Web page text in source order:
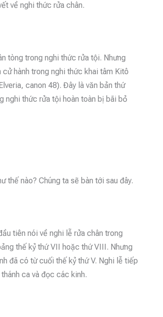
về nghi thức rửa chân.
tòng trong nghi thức rửa tội. Nhưng
hành trong nghi thức khai tâm Kitô
canon 48). Đây là văn bản thứ
nghi thức rửa tội hoàn toàn bị bãi bỏ
thế nào? Chúng ta sẽ bàn tới sau đây.
tiên nói về nghi lễ rửa chân trong
thế kỷ thứ VII hoặc thứ VIII. Nhưng
đã có từ cuối thế kỷ thứ V. Nghi lễ tiếp
ca và đọc các kinh.